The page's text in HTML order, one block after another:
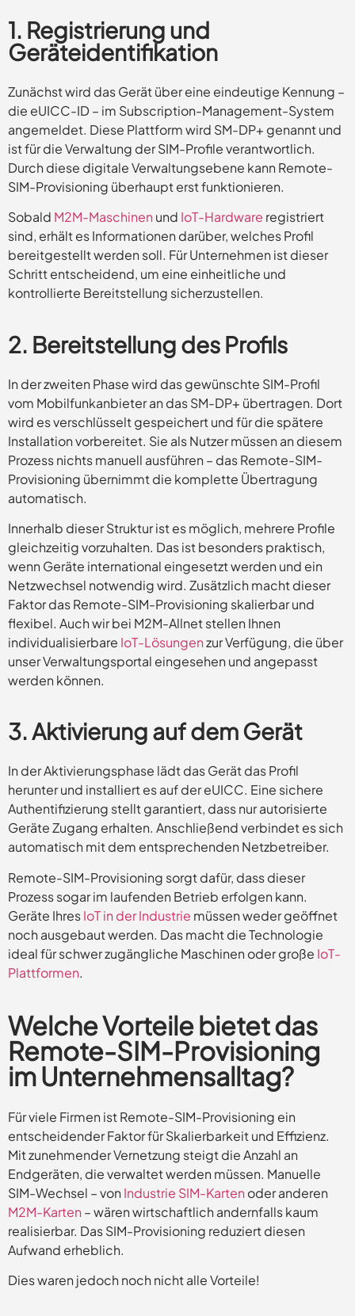
1. Registrierung und
Geräteidentifikation
Zunächst wird das Gerät über eine eindeutige Kennung –
die eUICC-ID – im Subscription-Management-System
angemeldet. Diese Plattform wird SM-DP+ genannt und
ist für die Verwaltung der SIM-Profile verantwortlich.
Durch diese digitale Verwaltungsebene kann Remote-
SIM-Provisioning überhaupt erst funktionieren.
Sobald M2M-Maschinen und IoT-Hardware registriert
sind, erhält es Informationen darüber, welches Profil
bereitgestellt werden soll. Für Unternehmen ist dieser
Schritt entscheidend, um eine einheitliche und
kontrollierte Bereitstellung sicherzustellen.
2. Bereitstellung des Profils
In der zweiten Phase wird das gewünschte SIM-Profil
vom Mobilfunkanbieter an das SM-DP+ übertragen. Dort
wird es verschlüsselt gespeichert und für die spätere
Installation vorbereitet. Sie als Nutzer müssen an diesem
Prozess nichts manuell ausführen – das Remote-SIM-
Provisioning übernimmt die komplette Übertragung
automatisch.
Innerhalb dieser Struktur ist es möglich, mehrere Profile
gleichzeitig vorzuhalten. Das ist besonders praktisch,
wenn Geräte international eingesetzt werden und ein
Netzwechsel notwendig wird. Zusätzlich macht dieser
Faktor das Remote-SIM-Provisioning skalierbar und
flexibel. Auch wir bei M2M-Allnet stellen Ihnen
individualisierbare IoT-Lösungenzur Verfügung, die über
unser Verwaltungsportal eingesehen und angepasst
werden können.
3. Aktivierung auf dem Gerät
In der Aktivierungsphase lädt das Gerät das Profil
herunter und installiert es auf der eUICC. Eine sichere
Authentifizierung stellt garantiert, dass nur autorisierte
Geräte Zugang erhalten. Anschließend verbindet es sich
automatisch mit dem entsprechenden Netzbetreiber.
Remote-SIM-Provisioning sorgt dafür, dass dieser
Prozess sogar im laufenden Betrieb erfolgen kann.
Geräte IhresIoT in der Industrie müssen weder geöffnet
noch ausgebaut werden. Das macht die Technologie
ideal für schwer zugängliche Maschinen oder große IoT-
Plattformen.
Welche Vorteile bietet das
Remote-SIM-Provisioning
im Unternehmensalltag?
Für viele Firmen ist Remote-SIM-Provisioning ein
entscheidender Faktor für Skalierbarkeit und Effizienz.
Mit zunehmender Vernetzung steigt die Anzahl an
Endgeräten, die verwaltet werden müssen. Manuelle
SIM-Wechsel – von Industrie SIM-Karten oder anderen
M2M-Karten – wären wirtschaftlich andernfalls kaum
realisierbar. Das SIM-Provisioning reduziert diesen
Aufwand erheblich.
Dies waren jedoch noch nicht alle Vorteile!